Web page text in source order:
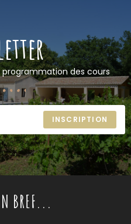
des cours
INSCRIPTION
BREF...